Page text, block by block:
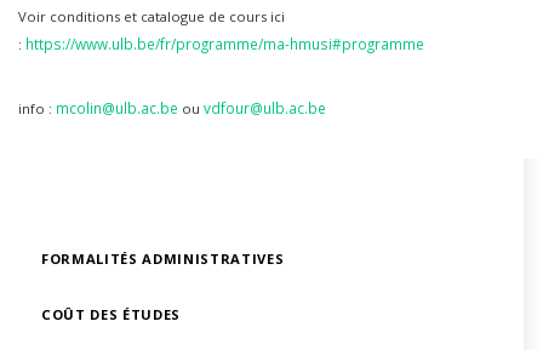
FORMALITÉS ADMINISTRATIVES
COÛT DES ÉTUDES
Voir conditions et catalogue de cours ici
: https://www.ulb.be/fr/programme/ma-hmusi#programme
info : mcolin@ulb.ac.be ou vdfour@ulb.ac.be